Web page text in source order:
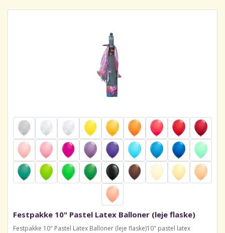
Festpakke 10" Pastel Latex Balloner (leje flaske)
Festpakke 10" Pastel Latex Balloner (leje flaske)10" pastel latex